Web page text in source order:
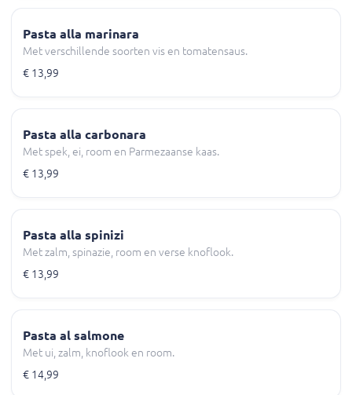
Pasta alla marinara
Met verschillende soorten vis en tomatensaus.
€ 13,99
Pasta alla carbonara
Met spek, ei, room en Parmezaanse kaas.
€ 13,99
Pasta alla spinizi
Met zalm, spinazie, room en verse knoflook.
€ 13,99
Pasta al salmone
Met ui, zalm, knoflook en room.
€ 14,99